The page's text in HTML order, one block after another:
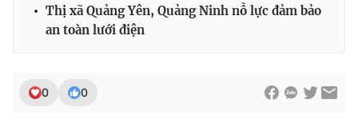
® Cấm sao chép dưới mọi hình thức nếu không có sự chấp
Thị xã Quảng Yên, Quảng Ninh nỗ lực đảm bảo
an toàn lưới điện
0 0